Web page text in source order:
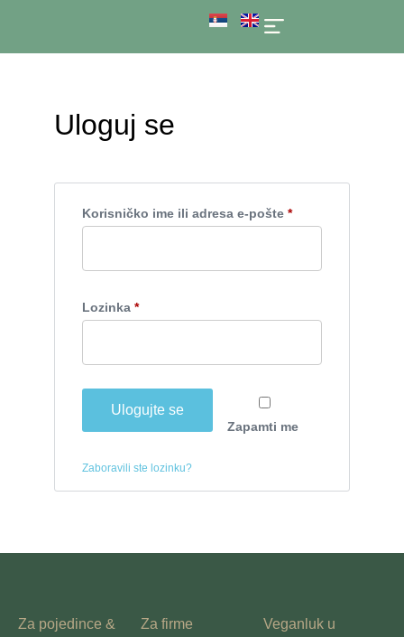
Uloguj se
Korisničko ime ili adresa e-pošte *
Lozinka *
Zapamti me
Ulogujte se
Zaboravili ste lozinku?
Za pojedince &
Za firme
Veganluk u